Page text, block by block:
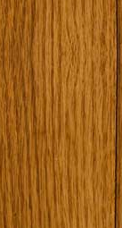
Открит музей